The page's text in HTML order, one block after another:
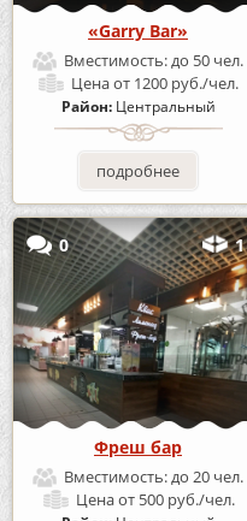
«Garry Bar»
Вместимость:до 50 чел.
Ценаот 1200 руб./чел.
Район: Центральный
подробнее
0 1
Фреш бар
Вместимость:до 20 чел.
Ценаот 500 руб./чел.